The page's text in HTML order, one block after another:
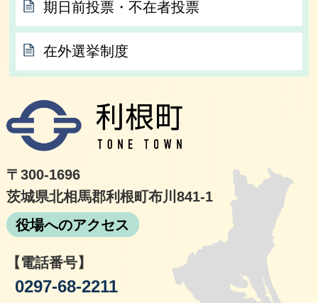
期日前投票・不在者投票
在外選挙制度
〒300-1696
茨城県北相馬郡利根町布川841-1
役場へのアクセス
【電話番号】
0297-68-2211